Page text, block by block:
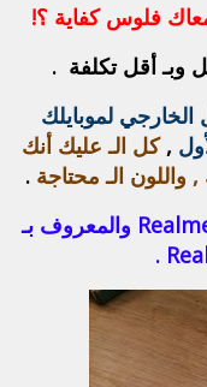
فلوس كفاية ؟!
وبـ أقل تكلفة .
لموبايلك
, كل الـ عليك أنك
الـ محتاجة .
وفرنالكم هاوسنج كامل لـ هاتف Realme 6i والمعروف بـ